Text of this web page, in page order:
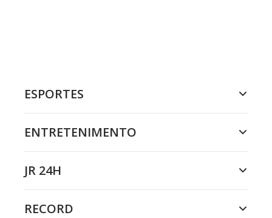
ESPORTES
ENTRETENIMENTO
JR 24H
RECORD